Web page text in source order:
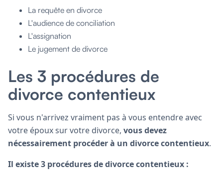
La requête en divorce
L'audience de conciliation
L'assignation
Le jugement de divorce
Les 3 procédures de
divorce contentieux
Si vous n'arrivez vraiment pas à vous entendre avec
votre époux sur votre divorce, vous devez
nécessairement procéder à un divorce contentieux.
Il existe 3 procédures de divorce contentieux :